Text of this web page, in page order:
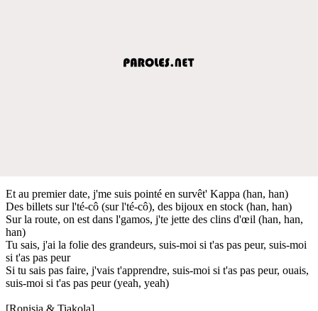
Et au premier date, j'me suis pointé en survêt' Kappa (han, han)
Des billets sur l'té-cô (sur l'té-cô), des bijoux en stock (han, han)
Sur la route, on est dans l'gamos, j'te jette des clins d'œil (han, han,
han)
Tu sais, j'ai la folie des grandeurs, suis-moi si t'as pas peur, suis-moi
si t'as pas peur
Si tu sais pas faire, j'vais t'apprendre, suis-moi si t'as pas peur, ouais,
suis-moi si t'as pas peur (yeah, yeah)
[Ronisia & Tiakola]